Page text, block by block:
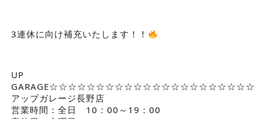
3連休に向け補充いたします！！
UP
GARAGE☆☆☆☆☆☆☆☆☆☆☆☆☆☆☆☆☆☆☆☆☆☆
アップガレージ長野店
営業時間：全日 10：00～19：00